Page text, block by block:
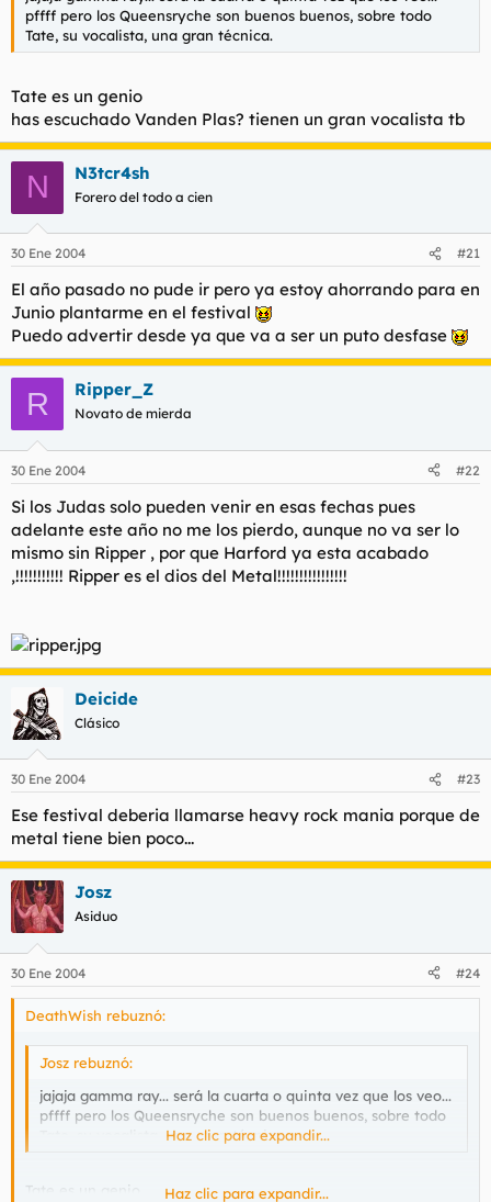
pffff pero los Queensryche son buenos buenos, sobre todo
Tate, su vocalista, una gran técnica.
Tate es un genio
has escuchado Vanden Plas? tienen un gran vocalista tb
N N3tcr4sh
Forero del todo a cien
30 Ene 2004 #21
El año pasado no pude ir pero ya estoy ahorrando para en
Junio plantarme en el festival
Puedo advertir desde ya que va a ser un puto desfase
R Ripper_Z
Novato de mierda
30 Ene 2004 #22
Si los Judas solo pueden venir en esas fechas pues
adelante este año no me los pierdo, aunque no va ser lo
mismo sin Ripper , por que Harford ya esta acabado
,!!!!!!!!!!! Ripper es el dios del Metal!!!!!!!!!!!!!!!!
Deicide
Clásico
30 Ene 2004 #23
Ese festival deberia llamarse heavy rock mania porque de
metal tiene bien poco...
Josz
Asiduo
30 Ene 2004 #24
DeathWish rebuznó:
Josz rebuznó:
jajaja gamma ray... será la cuarta o quinta vez que los veo...
pffff pero los Queensryche son buenos buenos, sobre todo
Tate, su vocalista, una gran técnica.
Haz clic para expandir...
Tate es un genio
Haz clic para expandir...